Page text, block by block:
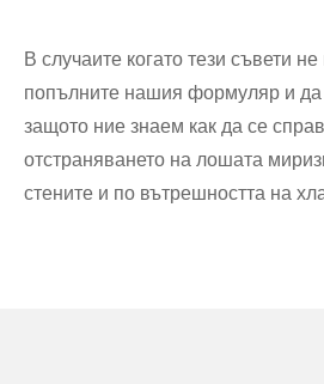
В случаите когато тези съвети
попълните нашия формуляр и да
защото ние знаем как да се
отстраняването на лошата
стените и по вътрешността на